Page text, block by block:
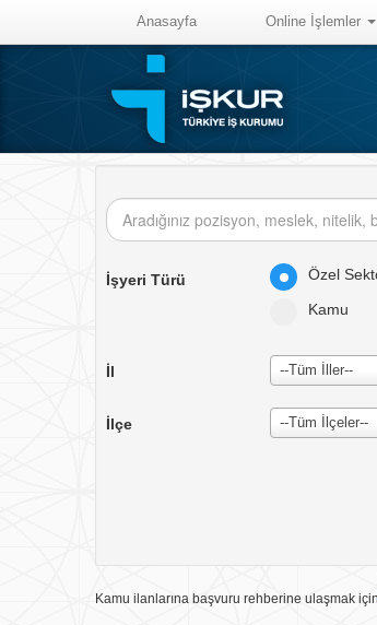
Anasayfa Online İşlemler
İşyeri Türü
Özel
Kamu
İl --Tüm İller--
İlçe --Tüm İlçeler--
Kamu ilanlarına başvuru rehberine ulaşmak için